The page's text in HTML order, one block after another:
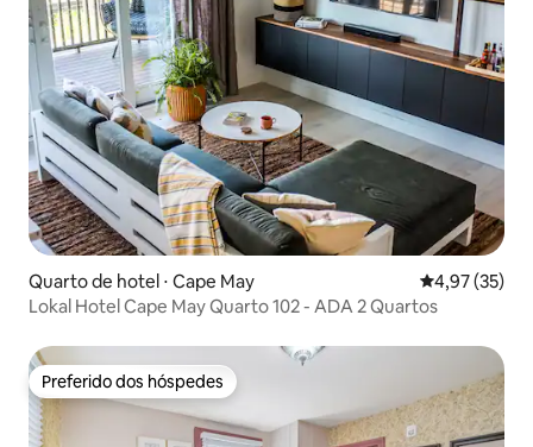
Quarto de hotel ⋅ Cape May 4,97 de uma
4,97 (35)
Lokal Hotel Cape May Quarto 102 - ADA 2 Quartos
Preferido dos hóspedes
Preferido dos hóspedes